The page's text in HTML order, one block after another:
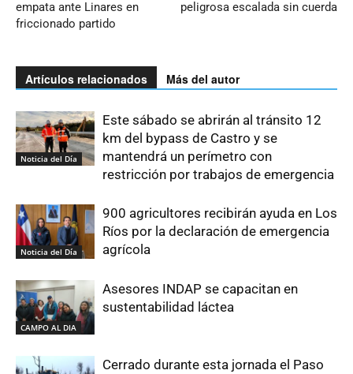
empata ante Linares en
friccionado partido
peligrosa escalada sin cuerda
Artículos relacionados Más del autor
Noticia del Día
Este sábado se abrirán al tránsito 12
km del bypass de Castro y se
mantendrá un perímetro con
restricción por trabajos de emergencia
Noticia del Día
900 agricultores recibirán ayuda en Los
Ríos por la declaración de emergencia
agrícola
CAMPO AL DIA
Asesores INDAP se capacitan en
sustentabilidad láctea
Cerrado durante esta jornada el Paso